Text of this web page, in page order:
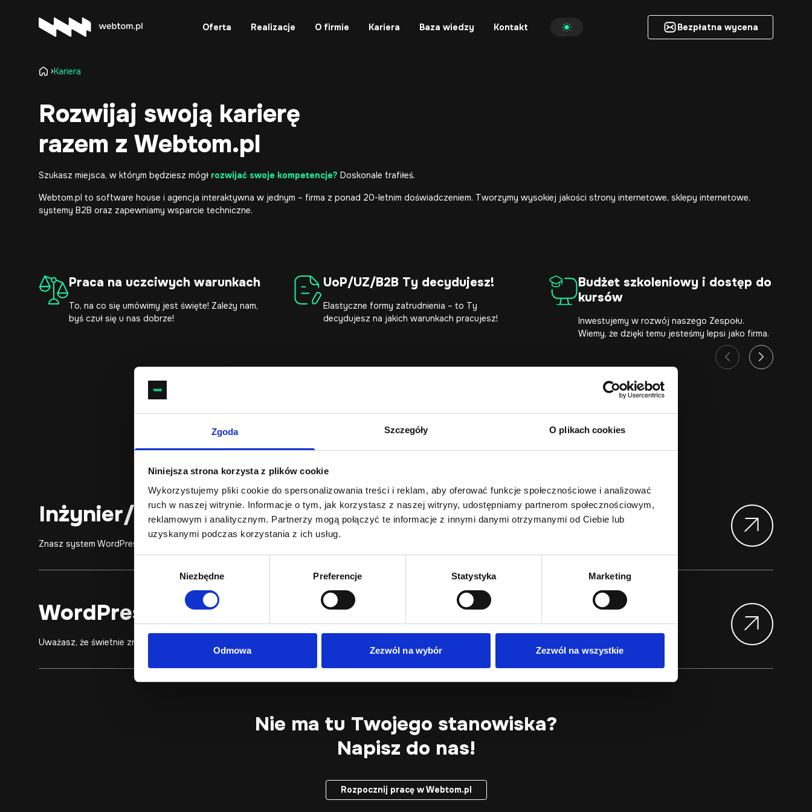
Zgoda Szczegóły O plikach cookies
Niniejsza strona korzysta z plików cookie
Wykorzystujemy pliki cookie do spersonalizowania treści i reklam, aby oferować funkcje społecznościowe i analizować
ruch w naszej witrynie. Informacje o tym, jak korzystasz z naszej witryny, udostępniamy partnerom społecznościowym,
reklamowym i analitycznym. Partnerzy mogą połączyć te informacje z innymi danymi otrzymanymi od Ciebie lub
uzyskanymi podczas korzystania z ich usług.
Niezbędne Preferencje Statystyka Marketing
Odmowa Zezwól na wybór Zezwól na wszystkie
Oferta Realizacje O firmie Kariera Baza wiedzy Kontakt Bezpłatna wycena
Kariera
Rozwijaj swoją karierę
razem z Webtom.pl
Szukasz miejsca, w którym będziesz mógł rozwijać swoje kompetencje? Doskonale trafiłeś.
Webtom.pl to software house i agencja interaktywna w jednym – firma z ponad 20-letnim doświadczeniem. Tworzymy wysokiej jakości strony internetowe, sklepy internetowe,
systemy B2B oraz zapewniamy wsparcie techniczne.
Praca na uczciwych warunkach
To, na co się umówimy jest święte! Zależy nam,
byś czuł się u nas dobrze!
UoP/UZ/B2B Ty decydujesz!
Elastyczne formy zatrudnienia – to Ty
decydujesz na jakich warunkach pracujesz!
Budżet szkoleniowy i dostęp do
kursów
Inwestujemy w rozwój naszego Zespołu.
Wiemy, że dzięki temu jesteśmy lepsi jako firma.
Oferty pracy
Poszukujemy do naszego Zespołu nowych talentów w różnych dziedzinach. Sprawdź, czy znajdziesz ofertę, która
odpowiada Twoim kompetencjom i aplikuj!
Inżynier/ka Wsparcia WordPress/WooCommerce
Znasz system WordPress i WooCommerce na poziomie pozwalającym na szybkie rozwiązywanie problemów technicznych? Mamy dla Ciebie pracę!
WordPress/WooCommerce Developer/ka (Mid)
Uważasz, że świetnie znasz system WordPress/WooCommerce? Posiadasz niezbędne doświadczenie? Jeżeli tak to właśnie Ciebie szukamy!
Nie ma tu Twojego stanowiska?
Napisz do nas!
Rozpocznij pracę w Webtom.pl